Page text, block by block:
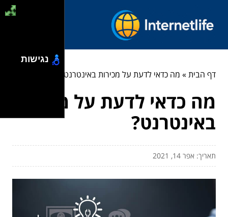
דף הבית» מה כדאי לדעת על מכירות באינטרנט?
מה כדאי לדעת על מכירות
באינטרנט?
תאריך: אפר 14, 2021
נגישות